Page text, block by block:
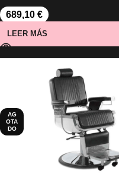
689,10 €
LEER MÁS
AG
OTA
DO